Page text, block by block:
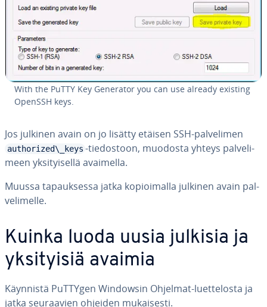
With the PuTTY Key Generator you can use already existing
OpenSSH keys.
Jos julkinen avain on jo lisätty etäisen SSH-pal­ve­li­men
authorized\_keys -tie­dos­toon, muodosta yhteys pal­ve­li­
meen yk­si­tyi­sel­lä avaimella.
Muussa ta­pauk­ses­sa jatka ko­pioi­mal­la julkinen avain pal­
ve­li­mel­le.
Kuinka luoda uusia julkisia ja
yk­si­tyi­siä avaimia
Käynnistä PuTTYgen Windowsin Ohjelmat-luet­te­los­ta ja
jatka seu­raa­vien ohjeiden mu­kai­ses­ti.